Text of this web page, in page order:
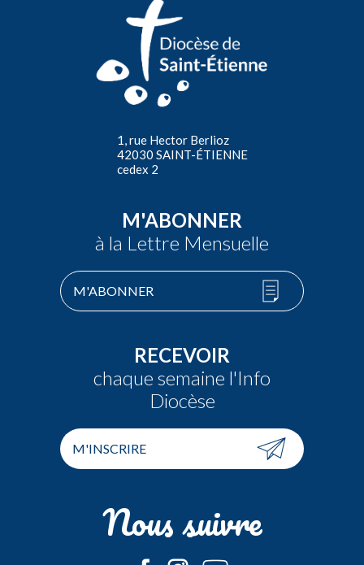
1, rue Hector Berlioz
42030 SAINT-ÉTIENNE
cedex 2
M'ABONNER
à la Lettre Mensuelle
M'ABONNER
RECEVOIR
chaque semaine l'Info
Diocèse
M'INSCRIRE
Nous suivre